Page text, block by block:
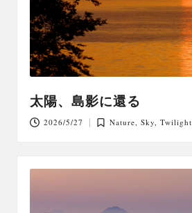
太陽、島影に還る
2026/5/27
Posted
Nature,Sky,Twilight